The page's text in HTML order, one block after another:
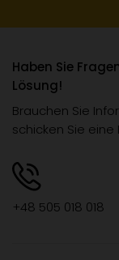
Haben Sie
Lösung!
Brauchen Sie
schicken Sie eine
+48 505 018 018